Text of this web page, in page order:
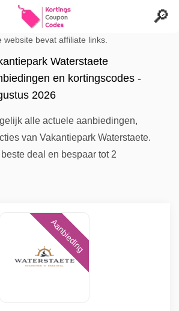
website bevat affiliate links.
Waterstaete
en kortingscodes -
2026
alle actuele aanbiedingen,
van Vakantiepark Waterstaete.
deal en bespaar tot 2
Aanbieding